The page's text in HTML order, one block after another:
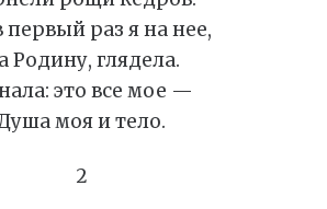
первый раз я на нее,
Родину, глядела.
это все мое —
моя и тело.
2